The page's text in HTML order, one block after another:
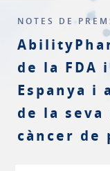
NOTES DE
de la FDA
Espanya i
de la
càncer de